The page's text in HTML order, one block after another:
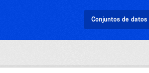
Conjuntos de datos